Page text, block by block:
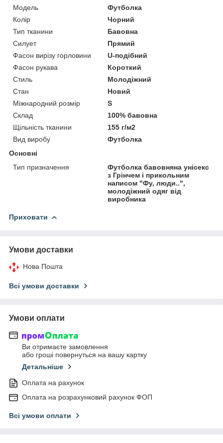
Модель
Футболка
Колір
Чорний
Тип тканини
Бавовна
Силует
Прямий
Фасон вирізу горловини
U-подібний
Фасон рукава
Короткий
Стиль
Молодіжний
Стан
Новий
Міжнародний розмір
S
Склад
100% бавовна
Щільність тканини
155 г/м2
Вид виробу
Футболка
Основні
Тип призначення
Футболка бавовняна унісекс
з Грінчем і прикольним
написом "Фу, люди..",
молодіжний одяг від
виробника
Приховати
Умови доставки
Нова Пошта
Всі умови доставки
Умови оплати
Ви отримаєте замовлення
або гроші повернуться на вашу картку
Детальніше
Оплата на рахунок
Оплата на розрахунковий рахунок ФОП
Всі умови оплати